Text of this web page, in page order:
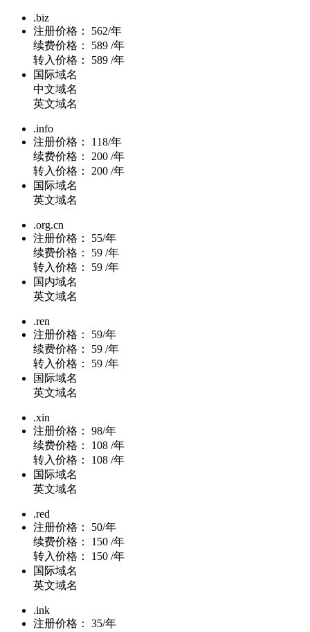
.biz
注册价格：
562/年
续费价格：
589 /年
转入价格：
589 /年
国际域名
中文域名
英文域名
.info
注册价格：
118/年
续费价格：
200 /年
转入价格：
200 /年
国际域名
英文域名
.org.cn
注册价格：
55/年
续费价格：
59 /年
转入价格：
59 /年
国内域名
英文域名
.ren
注册价格：
59/年
续费价格：
59 /年
转入价格：
59 /年
国际域名
英文域名
.xin
注册价格：
98/年
续费价格：
108 /年
转入价格：
108 /年
国际域名
英文域名
.red
注册价格：
50/年
续费价格：
150 /年
转入价格：
150 /年
国际域名
英文域名
.ink
注册价格：
35/年